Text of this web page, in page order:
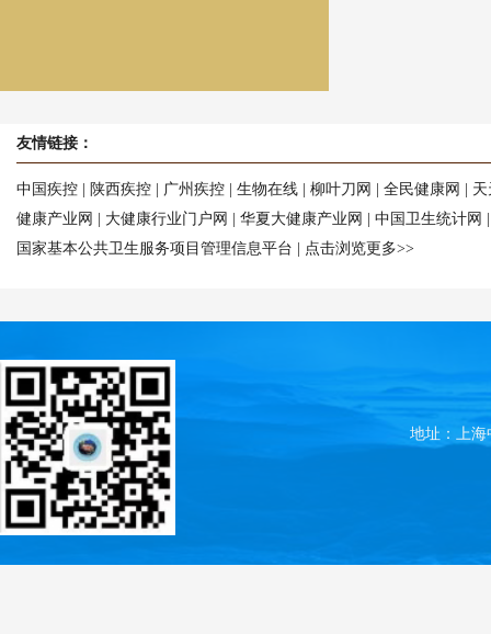
友情链接：
中国疾控 陕西疾控 广州疾控 生物在线 柳叶刀网 全民健康网
健康产业网
大健康行业门户网 华夏大健康产业网 中国卫生统计网
国家基本公共卫生服务项目管理信息平台
点击浏览更多>>
地址：上海